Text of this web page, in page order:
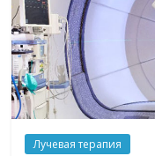
Лучевая терапия